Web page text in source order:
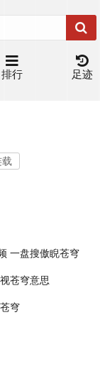
排行 足迹
一盘搜傲睨苍穹
苍穹意思
穹